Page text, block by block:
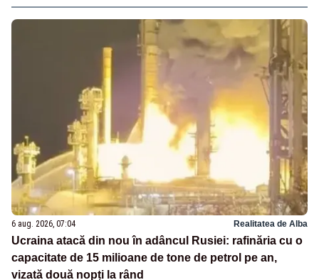
6 aug. 2026, 07:04 Realitatea de Alba
Ucraina atacă din nou în adâncul Rusiei: rafinăria cu o
capacitate de 15 milioane de tone de petrol pe an,
vizată două nopți la rând